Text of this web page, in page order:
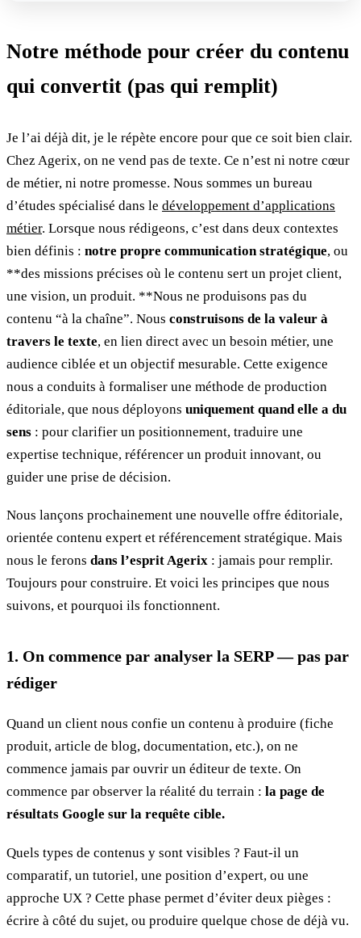
Notre méthode pour créer du contenu
qui convertit (pas qui remplit)
Je l’ai déjà dit, je le répète encore pour que ce soit bien clair.
Chez Agerix, on ne vend pas de texte. Ce n’est ni notre cœur
de métier, ni notre promesse. Nous sommes un bureau
d’études spécialisé dans le développement d’applications
métier. Lorsque nous rédigeons, c’est dans deux contextes
bien définis : notre propre communication stratégique, ou
**des missions précises où le contenu sert un projet client,
une vision, un produit. **Nous ne produisons pas du
contenu “à la chaîne”. Nous construisons de la valeur à
travers le texte, en lien direct avec un besoin métier, une
audience ciblée et un objectif mesurable. Cette exigence
nous a conduits à formaliser une méthode de production
éditoriale, que nous déployons uniquement quand elle a du
sens : pour clarifier un positionnement, traduire une
expertise technique, référencer un produit innovant, ou
guider une prise de décision.
Nous lançons prochainement une nouvelle offre éditoriale,
orientée contenu expert et référencement stratégique. Mais
nous le ferons dans l’esprit Agerix : jamais pour remplir.
Toujours pour construire. Et voici les principes que nous
suivons, et pourquoi ils fonctionnent.
1. On commence par analyser la SERP — pas par
rédiger
Quand un client nous confie un contenu à produire (fiche
produit, article de blog, documentation, etc.), on ne
commence jamais par ouvrir un éditeur de texte. On
commence par observer la réalité du terrain : la page de
résultats Google sur la requête cible.
Quels types de contenus y sont visibles ? Faut-il un
comparatif, un tutoriel, une position d’expert, ou une
approche UX ? Cette phase permet d’éviter deux pièges :
écrire à côté du sujet, ou produire quelque chose de déjà vu.